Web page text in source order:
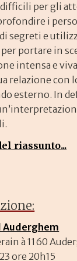
difficili per gli
i
segreti e
portare in
intensa e
relazione con
esterno. In
riassunto...
Auderghem
à 1160
ore 20h15